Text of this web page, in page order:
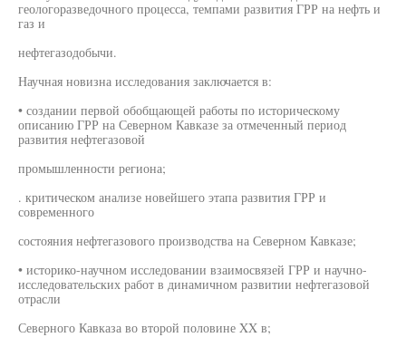
геологоразведочного процесса, темпами развития ГРР на нефть и
газ и
нефтегазодобычи.
Научная новизна исследования заключается в:
• создании первой обобщающей работы по историческому
описанию ГРР на Северном Кавказе за отмеченный период
развития нефтегазовой
промышленности региона;
. критическом анализе новейшего этапа развития ГРР и
современного
состояния нефтегазового производства на Северном Кавказе;
• историко-научном исследовании взаимосвязей ГРР и научно-
исследовательских работ в динамичном развитии нефтегазовой
отрасли
Северного Кавказа во второй половине XX в;